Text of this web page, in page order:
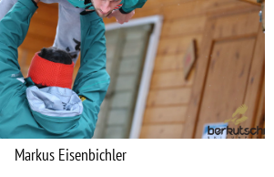
Markus Eisenbichler